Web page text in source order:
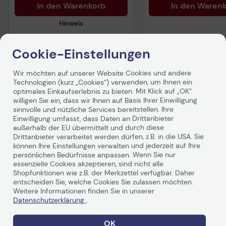
In den Warenkorb
Hinweis
Vorvertragliche Informationen
gemäß der EU-
Datenverordnung
In den
Produktbeschreibung
Technische Daten
Cookie-Einstellungen
Wir möchten auf unserer Website Cookies und andere
Technologien (kurz „Cookies“) verwenden, um Ihnen ein
optimales Einkaufserlebnis zu bieten. Mit Klick auf „OK“
willigen Sie ein, dass wir Ihnen auf Basis Ihrer Einwilligung
sinnvolle und nützliche Services bereitstellen. Ihre
Einwilligung umfasst, dass Daten an Drittanbieter
außerhalb der EU übermittelt und durch diese
Drittanbieter verarbeitet werden dürfen, z.B. in die USA. Sie
können Ihre Einstellungen verwalten und jederzeit auf Ihre
persönlichen Bedürfnisse anpassen. Wenn Sie nur
essenzielle Cookies akzeptieren, sind nicht alle
Shopfunktionen wie z.B. der Merkzettel verfügbar. Daher
entscheiden Sie, welche Cookies Sie zulassen möchten.
Weitere Informationen finden Sie in unserer
Datenschutzerklärung .
OK